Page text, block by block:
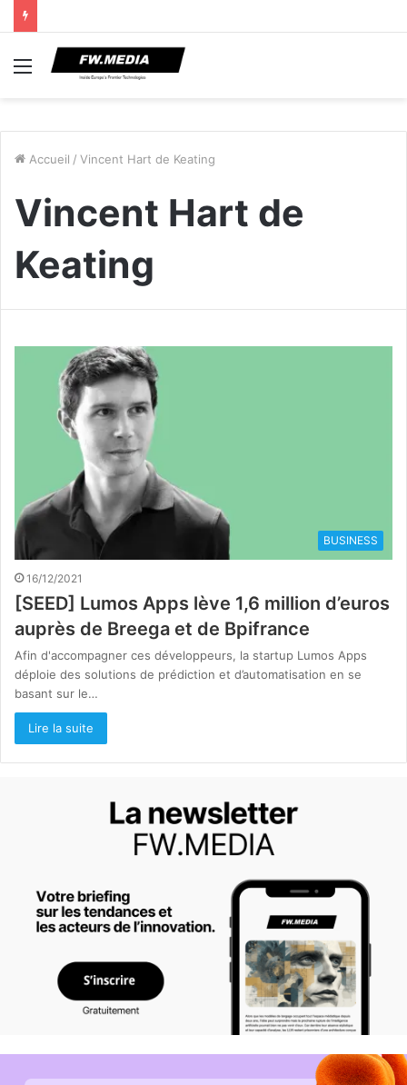
Menu
Accueil / Vincent Hart de Keating
Vincent Hart de
Keating
BUSINESS
16/12/2021
[SEED] Lumos Apps lève 1,6 million d’euros
auprès de Breega et de Bpifrance
Afin d'accompagner ces développeurs, la startup Lumos Apps
déploie des solutions de prédiction et d’automatisation en se
basant sur le…
Lire la suite